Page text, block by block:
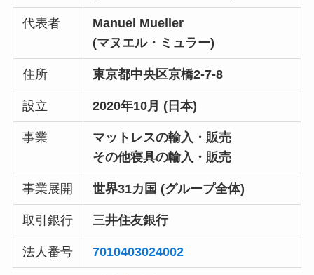
代表者
Manuel Mueller
(マヌエル・ミュラー)
住所 東京都中央区京橋2-7-8
設立 2020年10月 (日本)
事業
マットレスの輸入・販売
その他寝具の輸入・販売
事業展開 世界31カ国 (グループ全体)
取引銀行 三井住友銀行
法人番号 7010403024002